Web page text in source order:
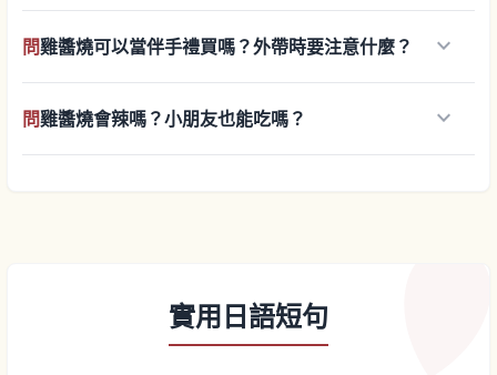
問雞醬燒可以當伴手禮買嗎？外帶時要注意什麼？ keyboard_arrow_down
問雞醬燒會辣嗎？小朋友也能吃嗎？ keyboard_arrow_down
實用日語短句